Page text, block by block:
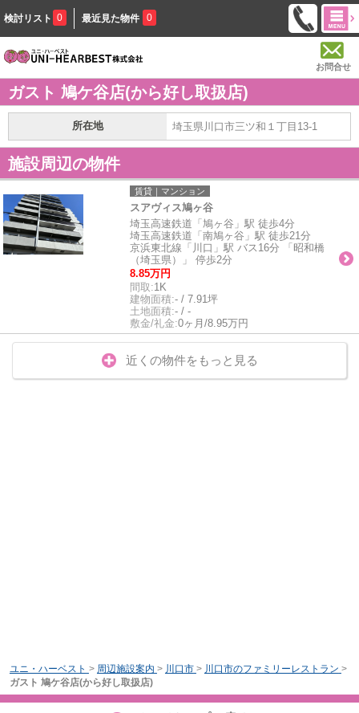
検討リスト 0 最近見た物件 0
お問合せ
ガスト 鳩ケ谷店(から好し取扱店)
所在地 埼玉県川口市三ツ和１丁目13-1
施設周辺の物件
賃貸｜マンション
スアヴィス鳩ヶ谷
埼玉高速鉄道「鳩ヶ谷」駅 徒歩4分
埼玉高速鉄道「南鳩ヶ谷」駅 徒歩21分
京浜東北線「川口」駅 バス16分 「昭和橋
（埼玉県）」 停歩2分
8.85万円
間取:1K
建物面積:- / 7.91坪
土地面積:- / -
敷金/礼金:0ヶ月/8.95万円
近くの物件をもっと見る
ユニ・ハーベスト > 周辺施設案内 > 川口市 > 川口市のファミリーレストラン >
ガスト 鳩ケ谷店(から好し取扱店)